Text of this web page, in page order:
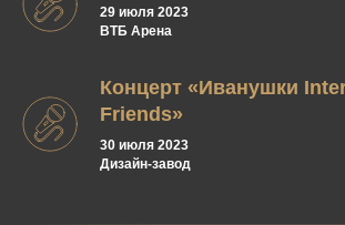
29 июля 2023
ВТБ Арена
Концерт «Иванушки
Friends»
30 июля 2023
Дизайн-завод